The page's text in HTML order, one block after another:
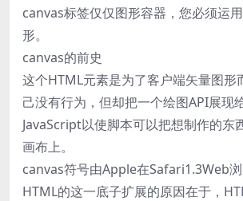
canvas标签仅仅图形容器，您必须运
形。
canvas的前史
这个HTML元素是为了客户端矢量图形
己没有行为，但却把一个绘图API展现
JavaScript以使脚本可以把想制作的东
画布上。
canvas符号由Apple在Safari1.3Web
HTML的这一底子扩展的原因在于，